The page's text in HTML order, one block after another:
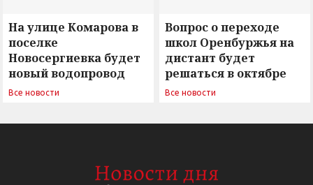
На улице Комарова в
поселке
Новосергиевка будет
новый водопровод
Все новости
Вопрос о переходе
школ Оренбуржья на
дистант будет
решаться в октябре
Все новости